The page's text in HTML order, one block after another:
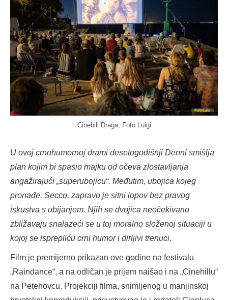
Cinehill Draga, Foto Luigi
U ovoj crnohumornoj drami desetogodišnji Denni smišlja
plan kojim bi spasio majku od očeva zlostavljanja
angažirajući „superubojicu“. Međutim, ubojica kojeg
pronađe, Secco, zapravo je sitni lopov bez pravog
iskustva s ubijanjem. Njih se dvojica neočekivano
zbližavaju snalazeći se u toj moralno složenoj situaciji u
kojoj se isprepliću crni humor i dirljivi trenuci.
Film je premijerno prikazan ove godine na festivalu
„Raindance“, a na odličan je prijem naišao i na „Cinehillu“
na Petehovcu. Projekciji filma, snimljenog u manjinskoj